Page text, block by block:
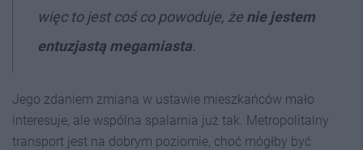
więc to jest coś co powoduje, że nie jestem
entuzjastą megamiasta.
Jego zdaniem zmiana w ustawie mieszkańców mało
interesuje, ale wspólna spalarnia już tak. Metropolitalny
transport jest na dobrym poziomie, choć mógłby być